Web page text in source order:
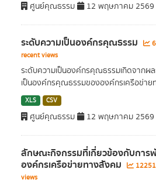
ศูนย์คุณธรรม 12 พฤษภาคม 2569
ระดับความเป็นองค์กรคุณธรรม
recent views
ระดับความเป็นองค์กรคุณธรรมเกิดจากผล
เป็นองค์กรคุณธรรมขององค์กรเครือข่า
XLS CSV
ศูนย์คุณธรรม 12 พฤษภาคม 2569
ลักษณะกิจกรรมที่เกี่ยวข้องกับกา
องค์กรเครือข่ายทางสังคม
views